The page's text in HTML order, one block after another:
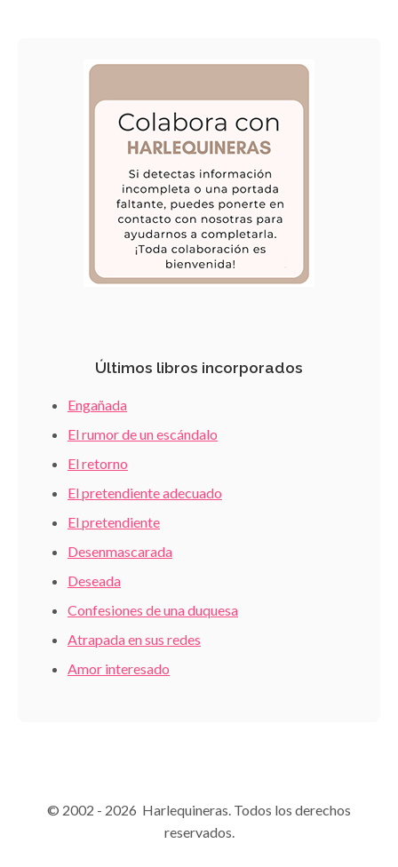
Últimos libros incorporados
Engañada
El rumor de un escándalo
El retorno
El pretendiente adecuado
El pretendiente
Desenmascarada
Deseada
Confesiones de una duquesa
Atrapada en sus redes
Amor interesado
© 2002 - 2026 Harlequineras. Todos los derechos
reservados.